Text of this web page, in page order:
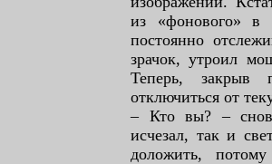
из «фонового» в
постоянно
зрачок, утроил
Теперь,
отключиться от
– Кто вы? –
исчезал, так и
доложить,